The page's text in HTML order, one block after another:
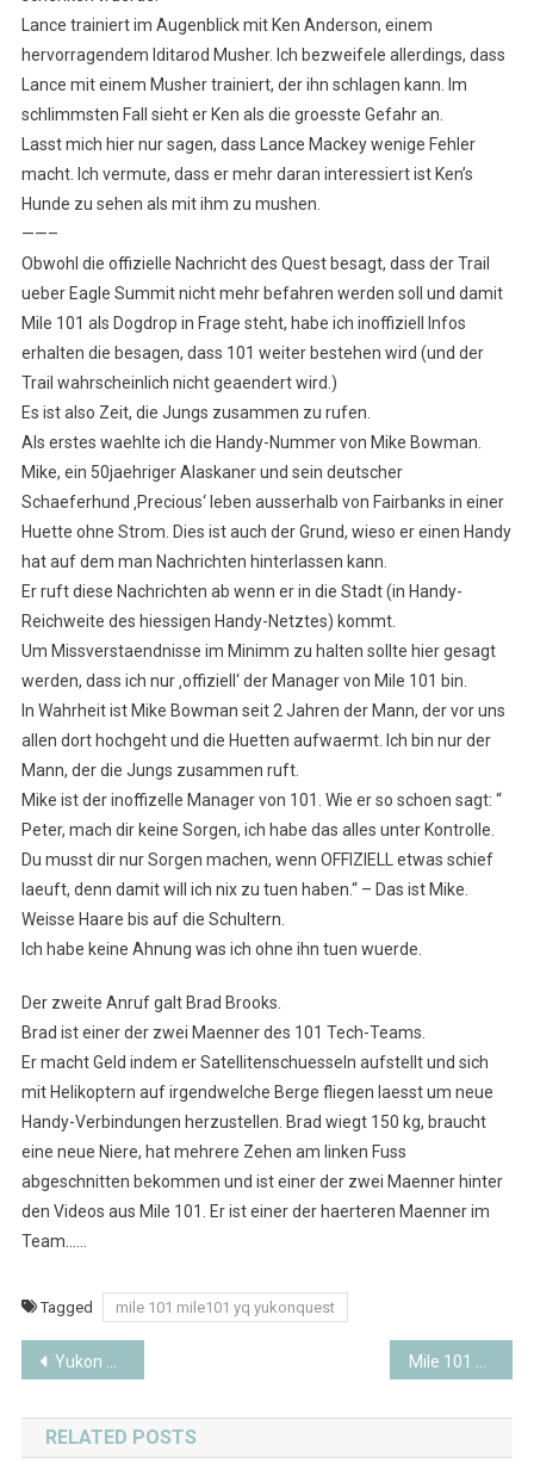
Lance trainiert im Augenblick mit Ken Anderson, einem
hervorragendem Iditarod Musher. Ich bezweifele allerdings, dass
Lance mit einem Musher trainiert, der ihn schlagen kann. Im
schlimmsten Fall sieht er Ken als die groesste Gefahr an.
Lasst mich hier nur sagen, dass Lance Mackey wenige Fehler
macht. Ich vermute, dass er mehr daran interessiert ist Ken’s
Hunde zu sehen als mit ihm zu mushen.
——–
Obwohl die offizielle Nachricht des Quest besagt, dass der Trail
ueber Eagle Summit nicht mehr befahren werden soll und damit
Mile 101 als Dogdrop in Frage steht, habe ich inoffiziell Infos
erhalten die besagen, dass 101 weiter bestehen wird (und der
Trail wahrscheinlich nicht geaendert wird.)
Es ist also Zeit, die Jungs zusammen zu rufen.
Als erstes waehlte ich die Handy-Nummer von Mike Bowman.
Mike, ein 50jaehriger Alaskaner und sein deutscher
Schaeferhund ‚Precious‘ leben ausserhalb von Fairbanks in einer
Huette ohne Strom. Dies ist auch der Grund, wieso er einen Handy
hat auf dem man Nachrichten hinterlassen kann.
Er ruft diese Nachrichten ab wenn er in die Stadt (in Handy-
Reichweite des hiessigen Handy-Netztes) kommt.
Um Missverstaendnisse im Minimm zu halten sollte hier gesagt
werden, dass ich nur ‚offiziell‘ der Manager von Mile 101 bin.
In Wahrheit ist Mike Bowman seit 2 Jahren der Mann, der vor uns
allen dort hochgeht und die Huetten aufwaermt. Ich bin nur der
Mann, der die Jungs zusammen ruft.
Mike ist der inoffizelle Manager von 101. Wie er so schoen sagt: “
Peter, mach dir keine Sorgen, ich habe das alles unter Kontrolle.
Du musst dir nur Sorgen machen, wenn OFFIZIELL etwas schief
laeuft, denn damit will ich nix zu tuen haben.“ – Das ist Mike.
Weisse Haare bis auf die Schultern.
Ich habe keine Ahnung was ich ohne ihn tuen wuerde.
Der zweite Anruf galt Brad Brooks.
Brad ist einer der zwei Maenner des 101 Tech-Teams.
Er macht Geld indem er Satellitenschuesseln aufstellt und sich
mit Helikoptern auf irgendwelche Berge fliegen laesst um neue
Handy-Verbindungen herzustellen. Brad wiegt 150 kg, braucht
eine neue Niere, hat mehrere Zehen am linken Fuss
abgeschnitten bekommen und ist einer der zwei Maenner hinter
den Videos aus Mile 101. Er ist einer der haerteren Maenner im
Team……
Tagged mile 101 mile101 yq yukonquest
Beitragsnavigation
Yukon Quest 2007 – Whitehorse, Yukon
RELATED POSTS